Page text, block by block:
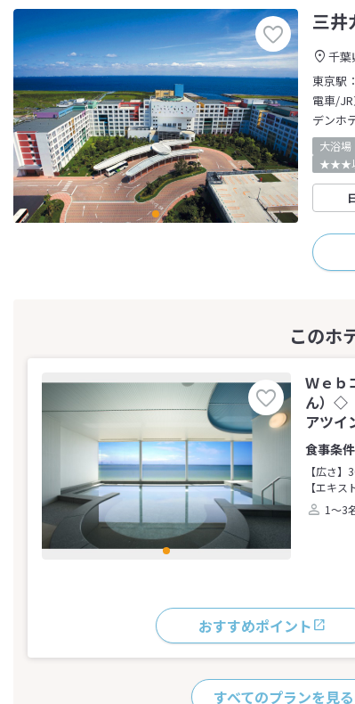
三井
千葉
東京駅：
電車/
デンホ
大浴場
★★★
Ｗｅｂ
ん）◇
アツイ
【広さ】
【エキ
1～3
おすすめポイント
すべてのプランを見る